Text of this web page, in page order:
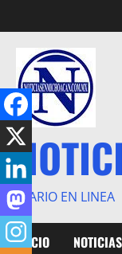
al
contenido
DIARIO EN LINEA
INICIO NOTICIAS